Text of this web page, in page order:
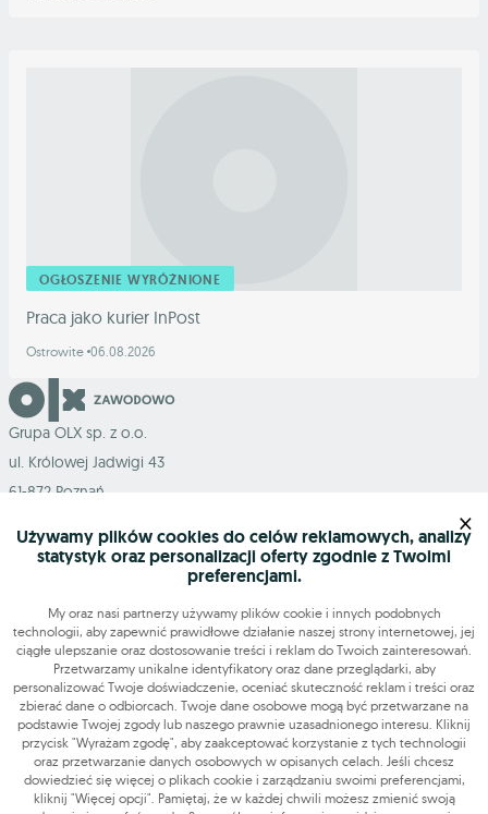
OGŁOSZENIE WYRÓŻNIONE
Praca jako kurier InPost
Ostrowite 06.08.2026
Grupa OLX sp. z o.o.
ul. Królowej Jadwigi 43
61-872 Poznań
Szukasz pracy?
Znajdź nas
Narzędzia
Używamy plików cookies do celów reklamowych, analizy
statystyk oraz personalizacji oferty zgodnie z Twoimi
preferencjami.
My oraz nasi partnerzy używamy plików cookie i innych podobnych
technologii, aby zapewnić prawidłowe działanie naszej strony internetowej, jej
ciągłe ulepszanie oraz dostosowanie treści i reklam do Twoich zainteresowań.
Przetwarzamy unikalne identyfikatory oraz dane przeglądarki, aby
personalizować Twoje doświadczenie, oceniać skuteczność reklam i treści oraz
zbierać dane o odbiorcach. Twoje dane osobowe mogą być przetwarzane na
podstawie Twojej zgody lub naszego prawnie uzasadnionego interesu. Kliknij
przycisk "Wyrażam zgodę", aby zaakceptować korzystanie z tych technologii
oraz przetwarzanie danych osobowych w opisanych celach. Jeśli chcesz
dowiedzieć się więcej o plikach cookie i zarządzaniu swoimi preferencjami,
kliknij "Więcej opcji". Pamiętaj, że w każdej chwili możesz zmienić swoją
×